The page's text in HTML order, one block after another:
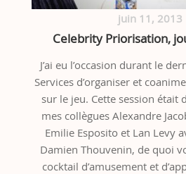
juin 11, 2013
Celebrity Priorisation,
J’ai eu l’occasion durant le
Services d’organiser et
sur le jeu. Cette session était
mes collègues Alexandre
Emilie Esposito et Lan Levy
Damien Thouvenin, de quoi
cocktail d’amusement et